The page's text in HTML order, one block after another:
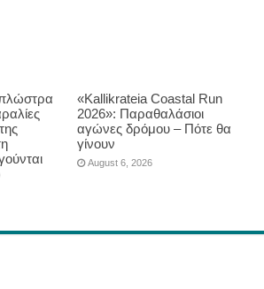
«Kallikrateia Coastal Run
2026»: Παραθαλάσιοι
αγώνες δρόμου – Πότε θα
γίνουν
August 6, 2026